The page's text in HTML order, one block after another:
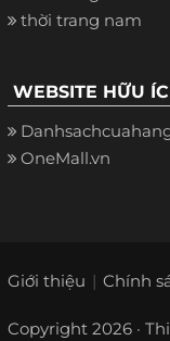
thời trang nam
WEBSITE HỮU
OneMall.vn
Giới thiệu Chính
Copyright 2026 ·